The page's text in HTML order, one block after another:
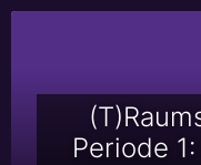
Periode